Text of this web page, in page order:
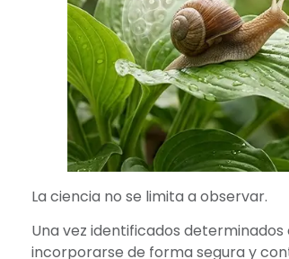
La ciencia no se limita a observar.
Una vez identificados
incorporarse de forma segura y